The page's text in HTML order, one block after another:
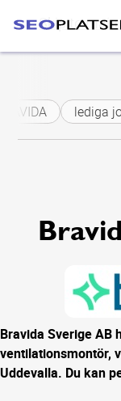
Skip to main
lediga
Bravida Sverige AB
ventilationsmontör,
Uddevalla. Du kan